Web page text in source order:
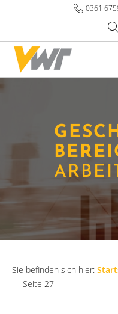
0361
Sie befinden sich hier:
— Seite 27